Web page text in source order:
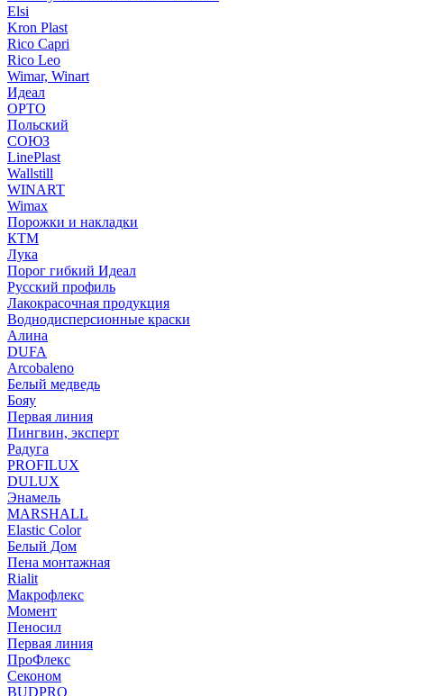
Elsi
Kron Plast
Rico Capri
Rico Leo
Wimar, Winart
Идеал
ОРТО
Польский
СОЮЗ
LinePlast
Wallstill
WINART
Wimax
Порожки и накладки
КТМ
Лука
Порог гибкий Идеал
Русский профиль
Лакокрасочная продукция
Воднодисперсионные краски
Алина
DUFA
Arcobaleno
Белый медведь
Бояу
Первая линия
Пингвин, эксперт
Радуга
PROFILUX
DULUX
Энамель
MARSHALL
Elastic Color
Белый Дом
Пена монтажная
Rialit
Макрофлекс
Момент
Пеносил
Первая линия
ПроФлекс
Секоном
BUDPRO